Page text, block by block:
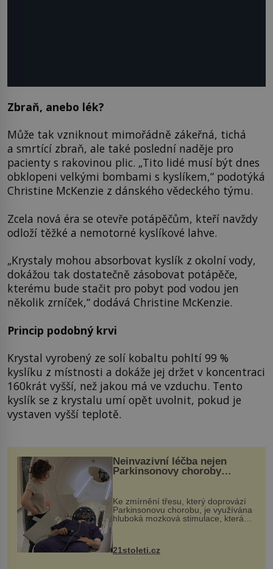
Zbraň, anebo lék?
Může tak vzniknout mimořádně zákeřná, tichá
a smrtící zbraň, ale také poslední naděje pro
pacienty s rakovinou plic. „Tito lidé musí být dnes
obklopeni velkými bombami s kyslíkem,“ podotýká
Christine McKenzie z dánského vědeckého týmu.
Zcela nová éra se otevře potápěčům, kteří navždy
odloží těžké a nemotorné kyslíkové lahve.
„Krystaly mohou absorbovat kyslík z okolní vody,
dokážou tak dostatečně zásobovat potápěče,
kterému bude stačit pro pobyt pod vodou jen
několik zrníček,“ dodává Christine McKenzie.
Princip podobný krvi
Krystal vyrobený ze solí kobaltu pohltí 99 %
kyslíku z místnosti a dokáže jej držet v koncentraci
160krát vyšší, než jakou má ve vzduchu. Tento
kyslík se z krystalu umí opět uvolnit, pokud je
vystaven vyšší teplotě.
Neinvazivní léčba nejen
Parkinsonovy choroby
Ke zmírnění třesu, který doprovází
Parkinsonovu chorobu, je využívána
hluboká mozková stimulace, která
však vyžaduje vysoce invazivní
zákrok. Ultrazvuk zase není vhodný
k dostatečně přesnému zacílení ...
21stoleti.cz